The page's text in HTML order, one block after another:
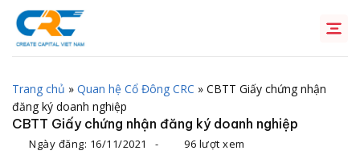
Chuyển
đến
dung
Trang chủ » Quan hệ Cổ Đông CRC » CBTT Giấy chứng nhận
đăng ký doanh nghiệp
CBTT Giấy chứng nhận đăng ký doanh nghiệp
Ngày đăng: 16/11/2021 - 96 lượt xem